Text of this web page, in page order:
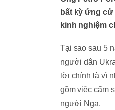
bất kỳ ứng
kinh nghiệm
Tại sao sau 5
người dân
lời chính là vì
gồm việc cấm
người Nga.